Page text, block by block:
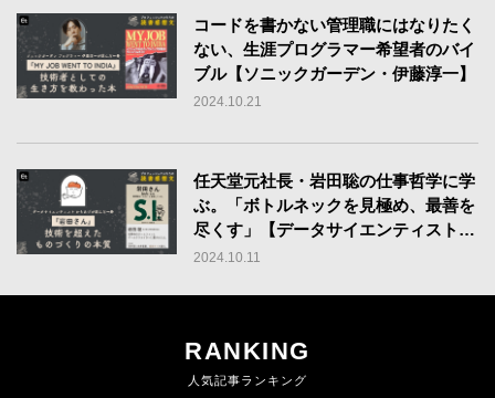
コードを書かない管理職にはなりたく
ない、生涯プログラマー希望者のバイ
ブル【ソニックガーデン・伊藤淳一】
2024.10.21
任天堂元社長・岩田聡の仕事哲学に学
ぶ。「ボトルネックを見極め、最善を
尽くす」【データサイエンティスト・
からあげ】
2024.10.11
RANKING
人気記事ランキング